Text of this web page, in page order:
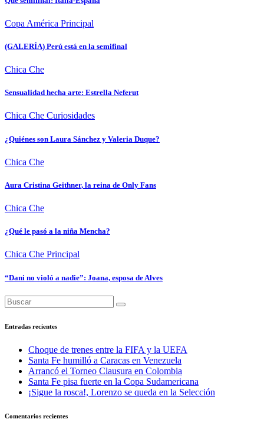
Copa América Principal
(GALERÍA) Perú está en la semifinal
Chica Che
Sensualidad hecha arte: Estrella Neferut
Chica Che Curiosidades
¿Quiénes son Laura Sánchez y Valeria Duque?
Chica Che
Aura Cristina Geithner, la reina de Only Fans
Chica Che
¿Qué le pasó a la niña Mencha?
Chica Che Principal
“Dani no violó a nadie”: Joana, esposa de Alves
Entradas recientes
Choque de trenes entre la FIFA y la UEFA
Santa Fe humilló a Caracas en Venezuela
Arrancó el Torneo Clausura en Colombia
Santa Fe pisa fuerte en la Copa Sudamericana
¡Sigue la rosca!, Lorenzo se queda en la Selección
Comentarios recientes